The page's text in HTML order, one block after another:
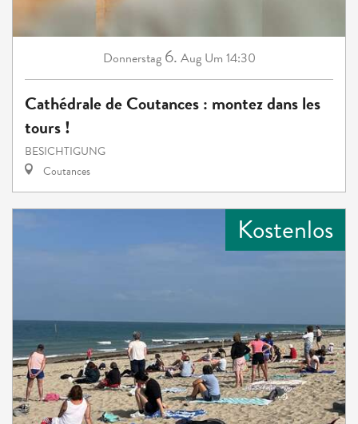
Donnerstag 6. Aug Um 14:30
Cathédrale de Coutances : montez dans les
tours !
BESICHTIGUNG
Coutances
Kostenlos